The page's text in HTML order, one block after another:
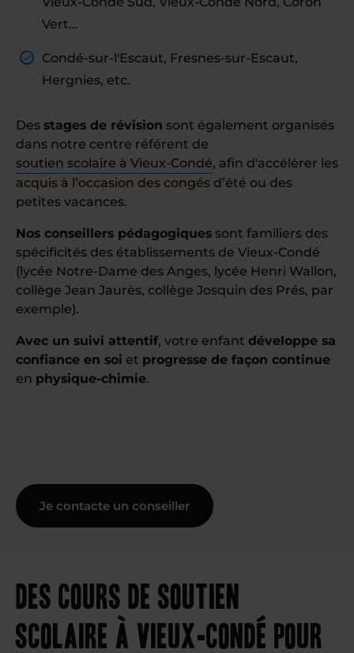
Vert...
Condé-sur-l'Escaut, Fresnes-sur-Escaut,
Hergnies, etc.
Des stages de révision sont également organisés
dans notre centre référent de
soutien scolaire à Vieux-Condé, afin d'accélérer les
acquis à l’occasion des congés d’été ou des
petites vacances.
Nos conseillers pédagogiques sont familiers des
spécificités des établissements de Vieux-Condé
(lycée Notre-Dame des Anges, lycée Henri Wallon,
collège Jean Jaurès, collège Josquin des Prés, par
exemple).
Avec un suivi attentif, votre enfant développe sa
confiance en soi et progresse de façon continue
en physique-chimie.
Je contacte un conseiller
Des cours de soutien
scolaire à Vieux-Condé pour